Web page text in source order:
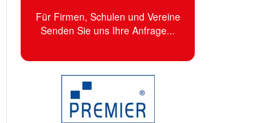
Für Firmen, Schulen und Vereine
Senden Sie uns Ihre Anfrage...